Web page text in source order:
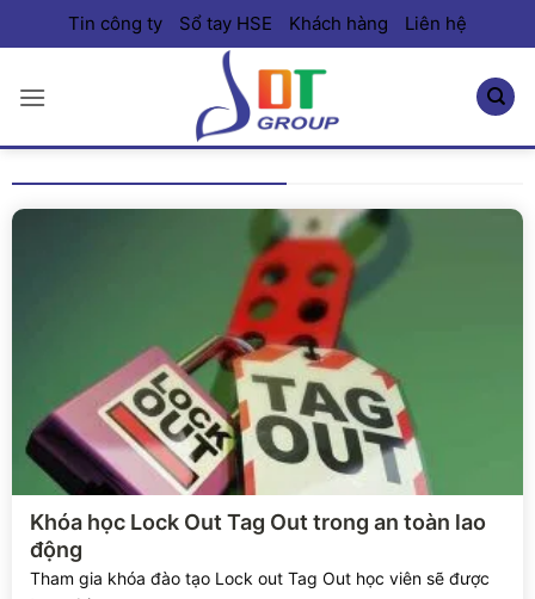
qua
dung
Tin công ty Sổ tay HSE Khách hàng Liên hệ
Xem chi tiết
Khóa học Lock Out Tag Out trong an toàn lao
động
Tham gia khóa đào tạo Lock out Tag Out học viên sẽ được